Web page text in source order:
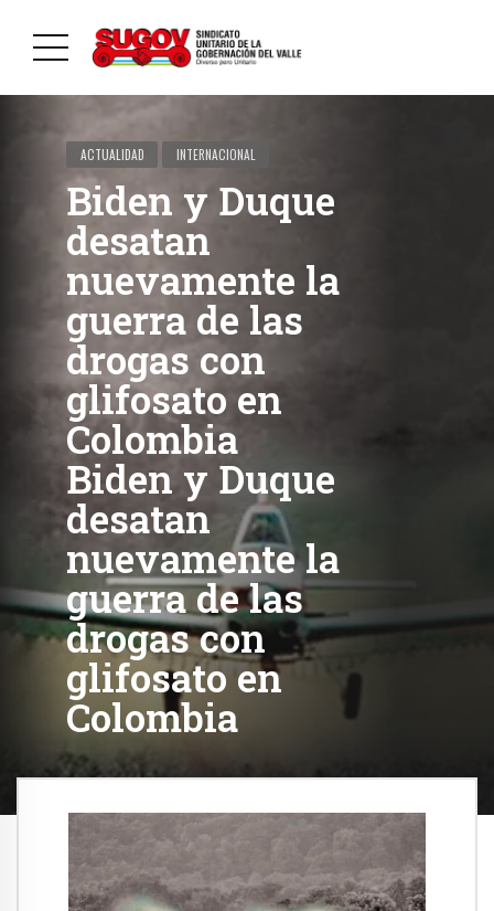
ACTUALIDAD INTERNACIONAL
Biden y Duque
desatan
nuevamente la
guerra de las
drogas con
glifosato en
Colombia
Biden y Duque
desatan
nuevamente la
guerra de las
drogas con
glifosato en
Colombia